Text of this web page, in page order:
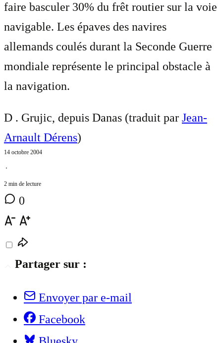
faire basculer 30% du frêt routier sur la voie
navigable. Les épaves des navires
allemands coulés durant la Seconde Guerre
mondiale représente le principal obstacle à
la navigation.
D . Grujic, depuis Danas (traduit par Jean-
Arnault Dérens)
14 octobre 2004
⋅
2 min de lecture
0
Partager sur :
Envoyer par e-mail
Facebook